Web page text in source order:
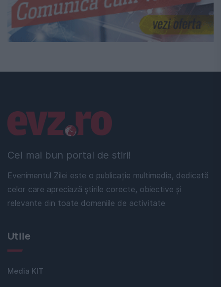
Cel mai bun portal de stiri!
Evenimentul Zilei este o publicație multimedia, dedicată
celor care apreciază știrile corecte, obiective și
relevante din toate domeniile de activitate
Linkuri utile
Utile
Media KIT